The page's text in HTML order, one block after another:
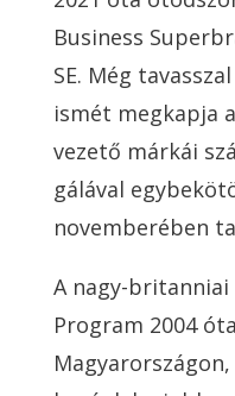
Business
SE. Még
ismét megkapja
vezető márkái
gálával
novemberében
A nagy-
Program 2004